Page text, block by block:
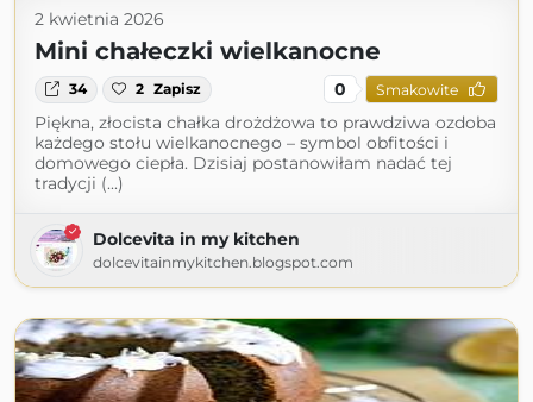
2 kwietnia 2026
Mini chałeczki wielkanocne
34 2 Zapisz 0 Smakowite
Piękna, złocista chałka drożdżowa to prawdziwa ozdoba
każdego stołu wielkanocnego – symbol obfitości i
domowego ciepła. Dzisiaj postanowiłam nadać tej
tradycji (...)
Dolcevita in my kitchen
dolcevitainmykitchen.blogspot.com